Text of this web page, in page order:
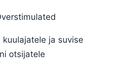
ja suvise
otsijatele